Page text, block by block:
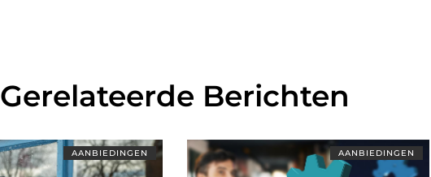
Gerelateerde Berichten
AANBIEDINGEN AANBIEDINGEN